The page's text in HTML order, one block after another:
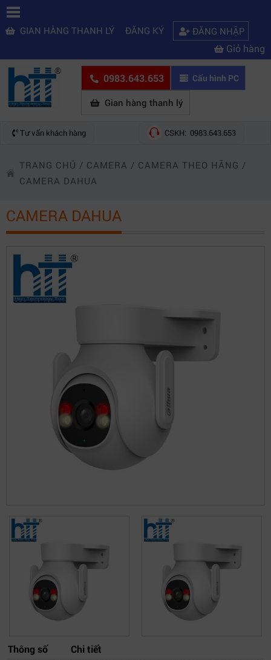
GIAN HÀNG THANH LÝ ĐĂNG KÝ ĐĂNG NHẬP
Giỏ hàng
0983.643.653 Cấu hình PC
Gian hàng thanh lý
Tư vấn khách hàng CSKH: 0983.643.653
TRANG CHỦ / CAMERA / CAMERA THEO HÃNG /
CAMERA DAHUA
CAMERA DAHUA
Thông số
Chi tiết